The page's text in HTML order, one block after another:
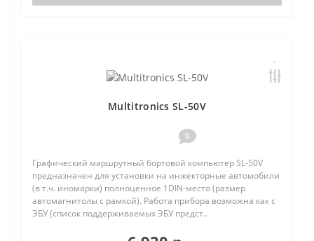
Multitronics SL-50V
0
Графический маршрутный бортовой компьютер SL-50V
предназначен для установки на инжекторные автомобили
(в т.ч. иномарки) полноценное 1DIN-место (размер
автомагнитолы с рамкой). Работа прибора возможна как с
ЭБУ (список поддерживаемых ЭБУ предст..